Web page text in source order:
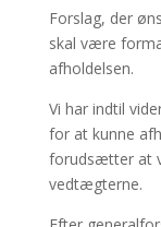
Forslag, der
skal være
afholdelsen.
Vi har indtil
for at kunne
forudsætter at
vedtægterne.